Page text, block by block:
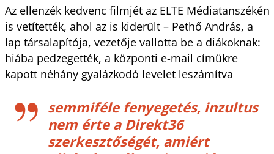
Az ellenzék kedvenc filmjét az ELTE Médiatanszékén
is vetítették, ahol az is kiderült – Pethő András, a
lap társalapítója, vezetője vallotta be a diákoknak:
hiába pedzegették, a központi e-mail címükre
kapott néhány gyalázkodó levelet leszámítva
semmiféle fenyegetés, inzultus
nem érte a Direkt36
szerkesztőségét, amiért